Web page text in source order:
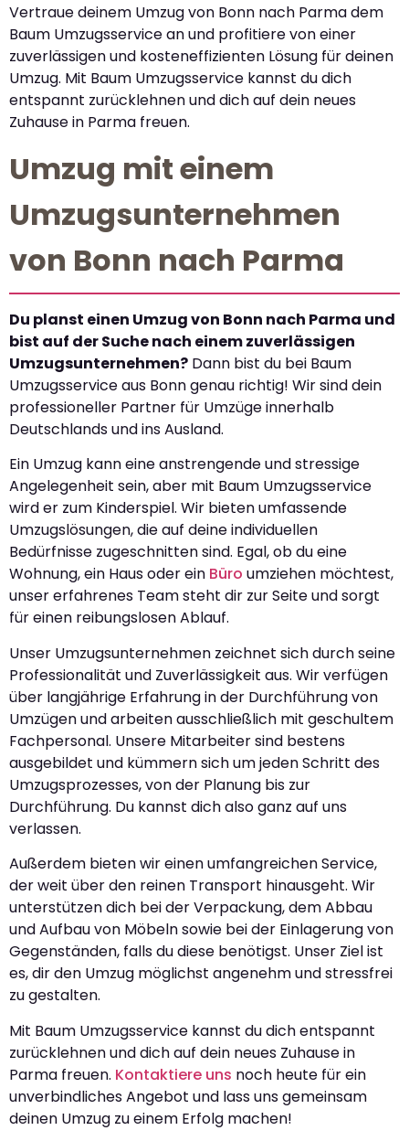
Vertraue deinem Umzug von Bonn nach Parma dem
Baum Umzugsservice an und profitiere von einer
zuverlässigen und kosteneffizienten Lösung für deinen
Umzug. Mit Baum Umzugsservice kannst du dich
entspannt zurücklehnen und dich auf dein neues
Zuhause in Parma freuen.
Umzug mit einem
Umzugsunternehmen
von Bonn nach Parma
Du planst einen Umzug von Bonn nach Parma und
bist auf der Suche nach einem zuverlässigen
Umzugsunternehmen? Dann bist du bei Baum
Umzugsservice aus Bonn genau richtig! Wir sind dein
professioneller Partner für Umzüge innerhalb
Deutschlands und ins Ausland.
Ein Umzug kann eine anstrengende und stressige
Angelegenheit sein, aber mit Baum Umzugsservice
wird er zum Kinderspiel. Wir bieten umfassende
Umzugslösungen, die auf deine individuellen
Bedürfnisse zugeschnitten sind. Egal, ob du eine
Wohnung, ein Haus oder ein Büro umziehen möchtest,
unser erfahrenes Team steht dir zur Seite und sorgt
für einen reibungslosen Ablauf.
Unser Umzugsunternehmen zeichnet sich durch seine
Professionalität und Zuverlässigkeit aus. Wir verfügen
über langjährige Erfahrung in der Durchführung von
Umzügen und arbeiten ausschließlich mit geschultem
Fachpersonal. Unsere Mitarbeiter sind bestens
ausgebildet und kümmern sich um jeden Schritt des
Umzugsprozesses, von der Planung bis zur
Durchführung. Du kannst dich also ganz auf uns
verlassen.
Außerdem bieten wir einen umfangreichen Service,
der weit über den reinen Transport hinausgeht. Wir
unterstützen dich bei der Verpackung, dem Abbau
und Aufbau von Möbeln sowie bei der Einlagerung von
Gegenständen, falls du diese benötigst. Unser Ziel ist
es, dir den Umzug möglichst angenehm und stressfrei
zu gestalten.
Mit Baum Umzugsservice kannst du dich entspannt
zurücklehnen und dich auf dein neues Zuhause in
Parma freuen. Kontaktiere uns noch heute für ein
unverbindliches Angebot und lass uns gemeinsam
deinen Umzug zu einem Erfolg machen!